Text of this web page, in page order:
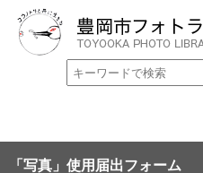
「写真」使用届出フォーム